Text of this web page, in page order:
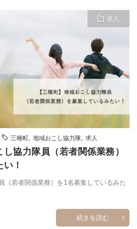
求人
三種町 地域おこし協力隊 求人
し協力隊員（若者関係業務）
！
（若者関係業務）を1名募集しているみた
続きを読む